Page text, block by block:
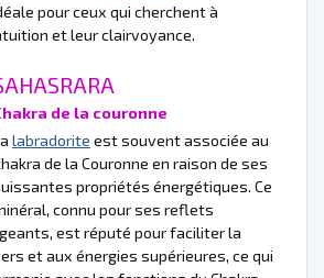
pour ceux qui cherchent à
et leur clairvoyance.
de la couronne
labradorite est souvent associée au
de la Couronne en raison de ses
propriétés énergétiques. Ce
connu pour ses reflets
est réputé pour faciliter la
et aux énergies supérieures, ce qui